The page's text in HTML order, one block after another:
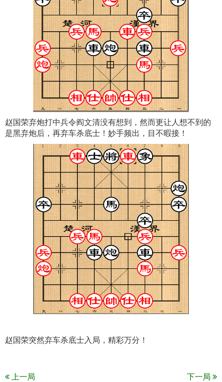
赵国荣弃炮打中兵令阎文清没有想到，然而更让人想不到的
是黑弃炮后，再弃车杀底士！妙手频出，目不暇接！
赵国荣突然弃车杀底士入局，精彩万分！
上一局 下一局